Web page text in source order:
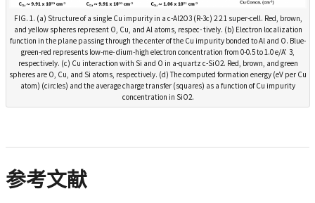
FIG. 1. (a) Structure of a single Cu impurity in a c-Al2O3 (R-3c) 2 2 1 super-cell. Red, brown,
and yellow spheres represent O, Cu, and Al atoms, respec- tively. (b) Electron localization
function in the plane passing through the center of the Cu impurity bonded to Al and O. Blue-
green-red represents low-me- dium-high electron concentration from 0-0.5 to 1.0 e/A ̊ 3,
respectively. (c) Cu interaction with Si and O in a-quartz c-SiO2. Red, brown, and green
spheres are O, Cu, and Si atoms, respectively. (d) The computed formation energy (eV per Cu
atom) (circles) and the average charge transfer (squares) as a function of Cu impurity
concentration in SiO2.
参考文献